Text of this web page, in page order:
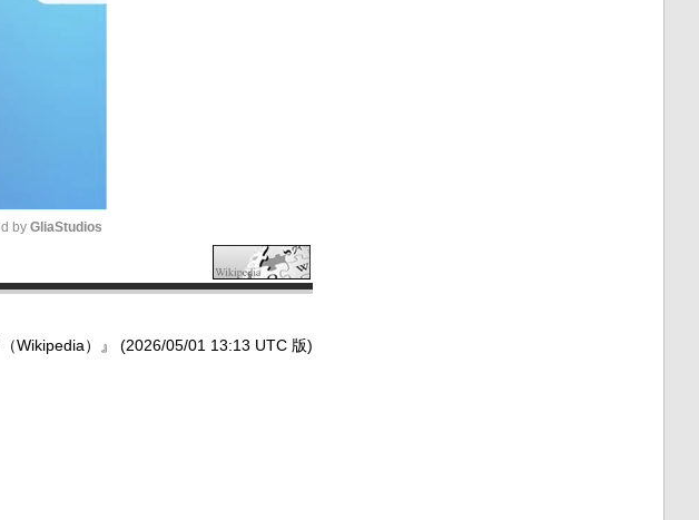
M
t
by GliaStudios
Wikipedia）』 (2026/05/01 13:13 UTC 版)